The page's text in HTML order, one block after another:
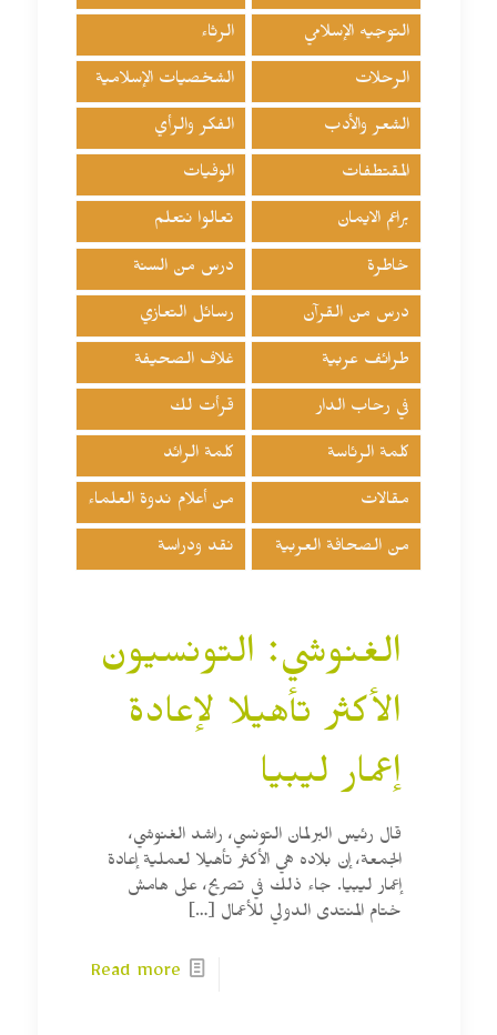
التوجيه الإسلامي الرثاء
الرحلات الشخصيات الإسلامية
الشعر والأدب الفكر والرأي
المقتطفات الوفيات
براعم الايمان تعالوا نتعلم
خاطرة درس من السنة
درس من القرآن رسائل التعازي
طرائف عربية غلاف الصحيفة
في رحاب الدار قرأت لك
كلمة الرئاسة كلمة الرائد
مقالات من أعلام ندوة العلماء
من الصحافة العربية نقد ودراسة
الغنوشي: التونسيون
الأكثر تأهيلا لإعادة
إعمار ليبيا
قال رئيس البرلمان التونسي، راشد الغنوشي،
الجمعة، إن بلاده هي الأكثر تأهيلا لعملية إعادة
إعمار ليبيا. جاء ذلك في تصريح، على هامش
ختام المنتدى الدولي للأعمال […]
Read more